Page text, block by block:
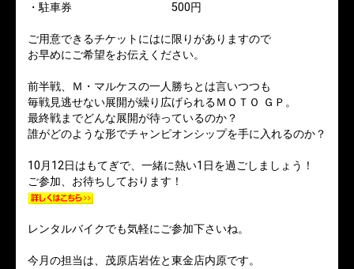
・駐車券 500円
ご用意できるチケットにはに限りがありますので
お早めにご希望をお伝えください。
前半戦、Ｍ・マルケスの一人勝ちとは言いつつも
毎戦見逃せない展開が繰り広げられるＭＯＴＯ ＧＰ。
最終戦までどんな展開が待っているのか？
誰がどのような形でチャンピオンシップを手に入れるのか？
10月12日はもてぎで、一緒に熱い1日を過ごしましょう！
ご参加、お待ちしております！
レンタルバイクでも気軽にご参加下さいね。
今月の担当は、茂原店岩佐と東金店内原です。